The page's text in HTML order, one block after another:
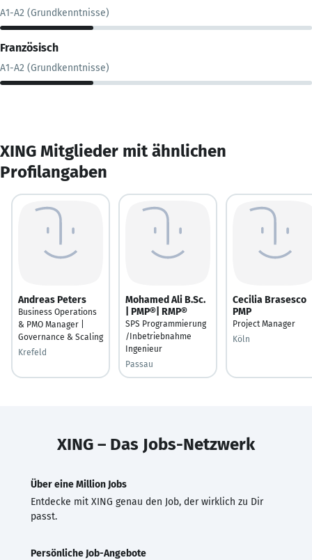
A1-A2 (Grundkenntnisse)
Französisch
A1-A2 (Grundkenntnisse)
XING Mitglieder mit ähnlichen
Profilangaben
Andreas Peters
Business Operations
& PMO Manager |
Governance & Scaling
Krefeld
Mohamed Ali B.Sc.
| PMP®| RMP®
SPS Programmierung
/Inbetriebnahme
Ingenieur
Passau
Cecilia Brasesco
PMP
Project Manager
Köln
XING – Das Jobs-Netzwerk
Über eine Million Jobs
Entdecke mit XING genau den Job, der wirklich zu Dir
passt.
Persönliche Job-Angebote